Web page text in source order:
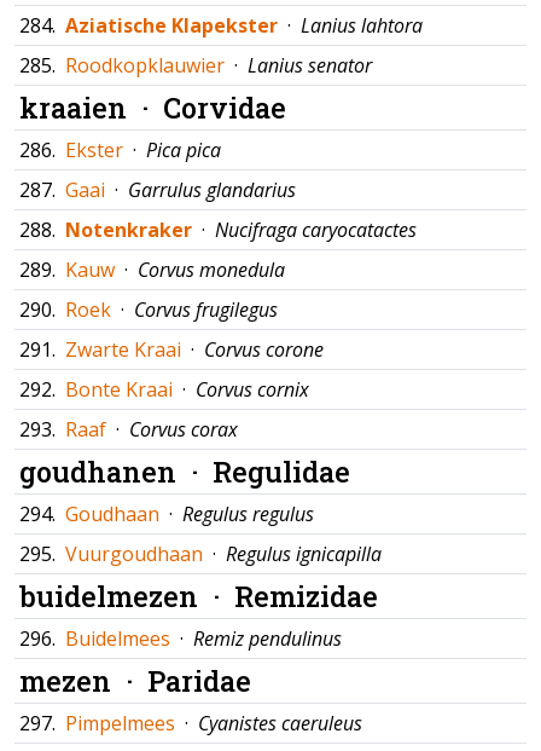
284. Aziatische Klapekster · Lanius lahtora
285. Roodkopklauwier · Lanius senator
kraaien · Corvidae
286. Ekster · Pica pica
287. Gaai · Garrulus glandarius
288. Notenkraker · Nucifraga caryocatactes
289. Kauw · Corvus monedula
290. Roek · Corvus frugilegus
291. Zwarte Kraai · Corvus corone
292. Bonte Kraai · Corvus cornix
293. Raaf · Corvus corax
goudhanen · Regulidae
294. Goudhaan · Regulus regulus
295. Vuurgoudhaan · Regulus ignicapilla
buidelmezen · Remizidae
296. Buidelmees · Remiz pendulinus
mezen · Paridae
297. Pimpelmees · Cyanistes caeruleus